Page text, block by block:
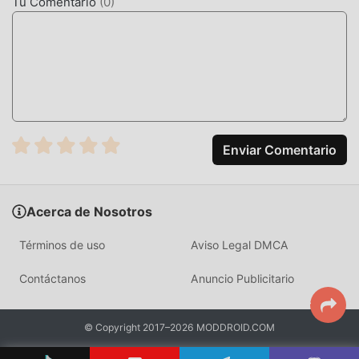
jugar, que esperas, descárgalo ya!
Enviar Comentario
Acerca de Nosotros
Términos de uso Aviso Legal DMCA
Contáctanos Anuncio Publicitario
© Copyright 2017–2026 MODDROID.COM